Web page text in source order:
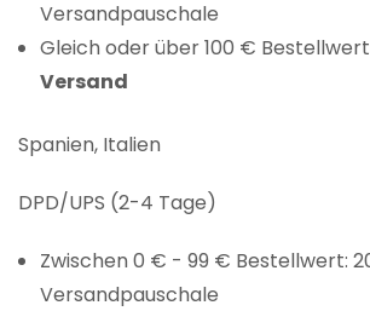
Versandpauschale
Gleich oder über 100 €
Versand
Spanien, Italien
DPD/UPS (2-4 Tage)
Zwischen 0 € - 99 € Bestellwert:
Versandpauschale